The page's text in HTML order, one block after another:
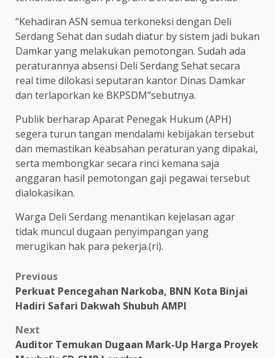
“Kehadiran ASN semua terkoneksi dengan Deli
Serdang Sehat dan sudah diatur by sistem jadi bukan
Damkar yang melakukan pemotongan. Sudah ada
peraturannya absensi Deli Serdang Sehat secara
real time dilokasi seputaran kantor Dinas Damkar
dan terlaporkan ke BKPSDM”sebutnya.
Publik berharap Aparat Penegak Hukum (APH)
segera turun tangan mendalami kebijakan tersebut
dan memastikan keabsahan peraturan yang dipakai,
serta membongkar secara rinci kemana saja
anggaran hasil pemotongan gaji pegawai tersebut
dialokasikan.
Warga Deli Serdang menantikan kejelasan agar
tidak muncul dugaan penyimpangan yang
merugikan hak para pekerja.(ri).
Post
navigation
Previous
Perkuat Pencegahan Narkoba, BNN Kota Binjai
Hadiri Safari Dakwah Shubuh AMPI
Next
Auditor Temukan Dugaan Mark-Up Harga Proyek